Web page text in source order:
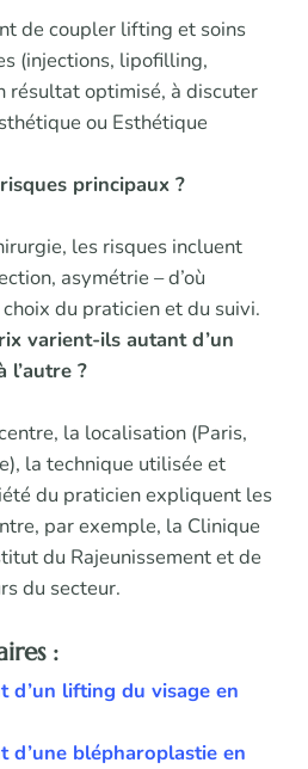
de coupler lifting et soins
(injections, lipofilling,
résultat optimisé, à discuter
ou Esthétique
principaux ?
les risques incluent
asymétrie – d’où
du praticien et du suivi.
varient-ils autant d’un
l’autre ?
la localisation (Paris,
la technique utilisée et
du praticien expliquent les
par exemple, la Clinique
du Rajeunissement et de
du secteur.
:
d’un lifting du visage en
d’une blépharoplastie en